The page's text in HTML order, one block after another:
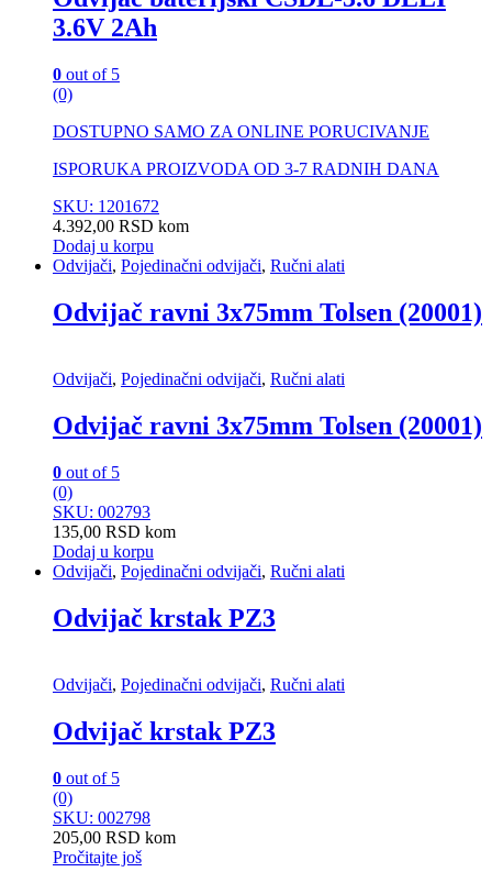
3.6V 2Ah
0 out of 5
(0)
DOSTUPNO SAMO ZA ONLINE PORUCIVANJE
ISPORUKA PROIZVODA OD 3-7 RADNIH DANA
SKU: 1201672
4.392,00 RSD kom
Dodaj u korpu
Odvijači, Pojedinačni odvijači, Ručni alati
Odvijač ravni 3x75mm Tolsen (20001)
Odvijači, Pojedinačni odvijači, Ručni alati
Odvijač ravni 3x75mm Tolsen (20001)
0 out of 5
(0)
SKU: 002793
135,00 RSD kom
Dodaj u korpu
Odvijači, Pojedinačni odvijači, Ručni alati
Odvijač krstak PZ3
Odvijači, Pojedinačni odvijači, Ručni alati
Odvijač krstak PZ3
0 out of 5
(0)
SKU: 002798
205,00 RSD kom
Pročitajte još